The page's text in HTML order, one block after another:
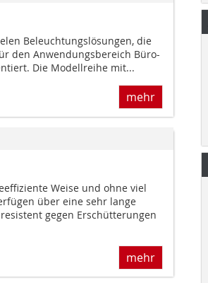
Beleuchtungslösungen, die
den Anwendungsbereich Büro-
Die Modellreihe mit...
mehr
Weise und ohne viel
über eine sehr lange
gegen Erschütterungen
mehr